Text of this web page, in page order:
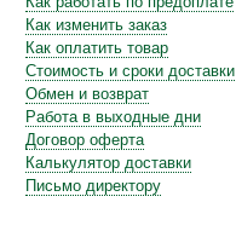
Как изменить заказ
Как оплатить товар
Стоимость и сроки доставки
Обмен и возврат
Работа в выходные дни
Договор оферта
Калькулятор доставки
Письмо директору